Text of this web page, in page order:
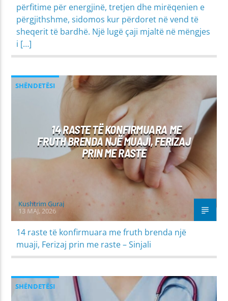
përfitime për energjinë, tretjen dhe mirëqenien e
përgjithshme, sidomos kur përdoret në vend të
sheqerit të bardhë. Një lugë çaji mjaltë në mëngjes
i […]
SHËNDETËSI
14 RASTE TË KONFIRMUARA ME
FRUTH BRENDA NJË MUAJI, FERIZAJ
PRIN ME RASTE
Kushtrim Guraj
13 MAJ, 2026
14 raste të konfirmuara me fruth brenda një
muaji, Ferizaj prin me raste – Sinjali
SHËNDETËSI